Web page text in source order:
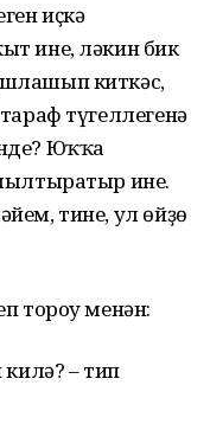
иҫкә
ине, ләкин бик
киткәс,
түгеллегенә
Юҡҡа
ине.
тине, ул өйҙө
тороу менән:
– тип